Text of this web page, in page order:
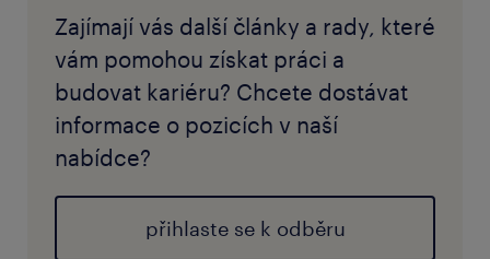
Zajímají vás další články a rady, které
vám pomohou získat práci a
budovat kariéru? Chcete dostávat
informace o pozicích v naší
nabídce?
přihlaste se k odběru